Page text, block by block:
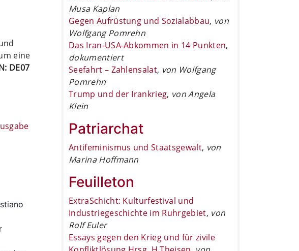
eine
DE07
Musa Kaplan
Gegen Aufrüstung und Sozialabbau, von
Wolfgang Pomrehn
Das Iran-USA-Abkommen in 14 Punkten,
dokumentiert
Seefahrt – Zahlensalat, von Wolfgang
Pomrehn
Trump und der Irankrieg, von Angela
Klein
Patriarchat
Antifeminismus und Staatsgewalt, von
Marina Hoffmann
Feuilleton
ExtraSchicht: Kulturfestival und
Industriegeschichte im Ruhrgebiet, von
Rolf Euler
Essays gegen den Krieg und für zivile